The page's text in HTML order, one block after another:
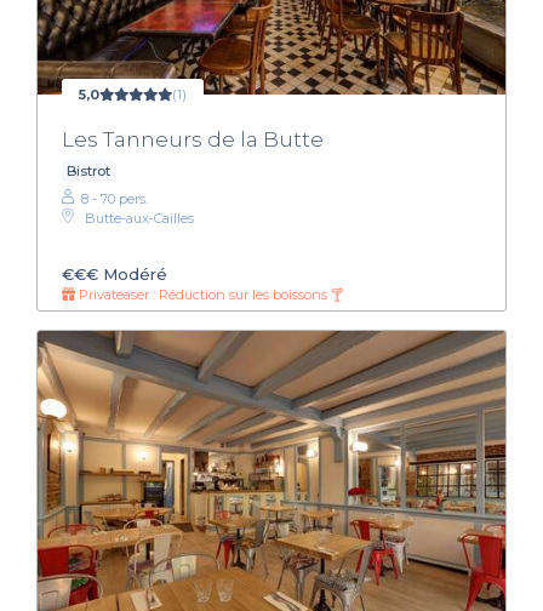
5,0 (1)
Les Tanneurs de la Butte
Bistrot
8 - 70 pers.
Butte‑aux‑Cailles
€€€ Modéré
Privateaser : Réduction sur les boissons 🍸